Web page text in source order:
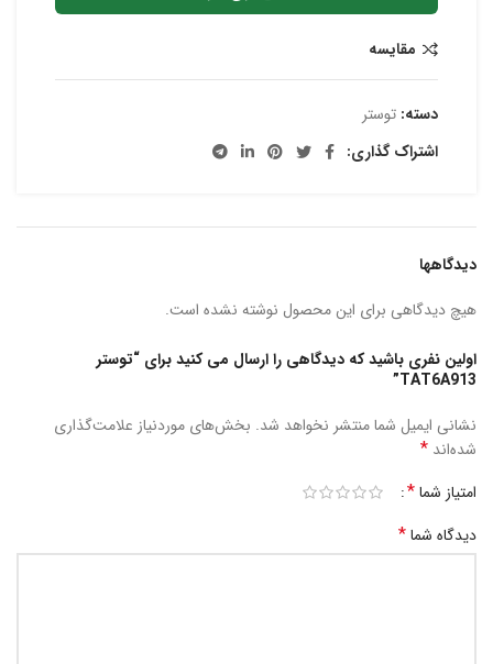
مقایسه
دسته: توستر
اشتراک گذاری:
دیدگاهها
هیچ دیدگاهی برای این محصول نوشته نشده است.
اولین نفری باشید که دیدگاهی را ارسال می کنید برای “توستر
TAT6A913”
نشانی ایمیل شما منتشر نخواهد شد. بخش‌های موردنیاز علامت‌گذاری
شده‌اند *
امتیاز شما*
دیدگاه شما*